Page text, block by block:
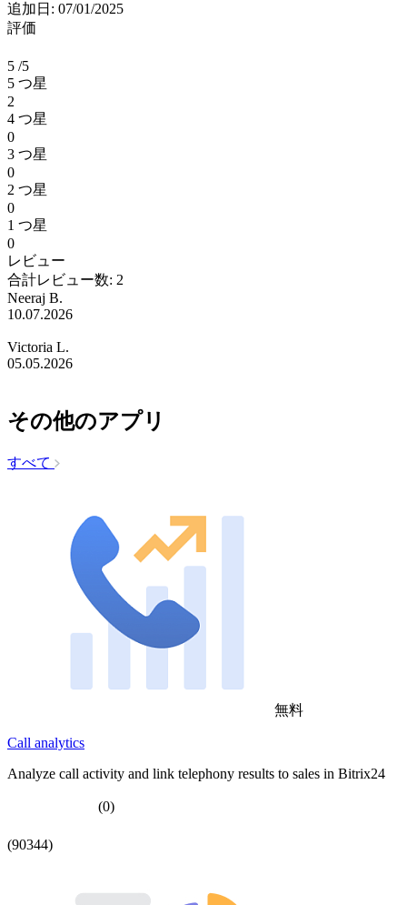
追加日: 07/01/2025
評価
5 /5
5 つ星
2
4 つ星
0
3 つ星
0
2 つ星
0
1 つ星
0
レビュー
合計レビュー数: 2
Neeraj B.
10.07.2026
Victoria L.
05.05.2026
その他のアプリ
すべて
無料
Call analytics
Analyze call activity and link telephony results to sales in Bitrix24
(0)
(90344)